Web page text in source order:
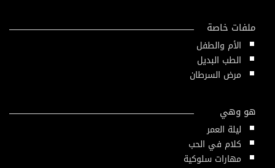
ملفات خاصة
الأم والطفل
الطب البديل
مرض السرطان
هو وهي
ليلة العمر
كلام في الحب
مهارات سلوكية